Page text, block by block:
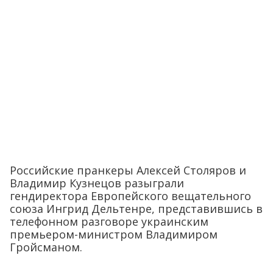
Российские пранкеры Алексей Столяров и
Владимир Кузнецов разыграли
гендиректора Европейского вещательного
союза Ингрид Дельтенре, представившись в
телефонном разговоре украинским
премьером-министром Владимиром
Гройсманом.